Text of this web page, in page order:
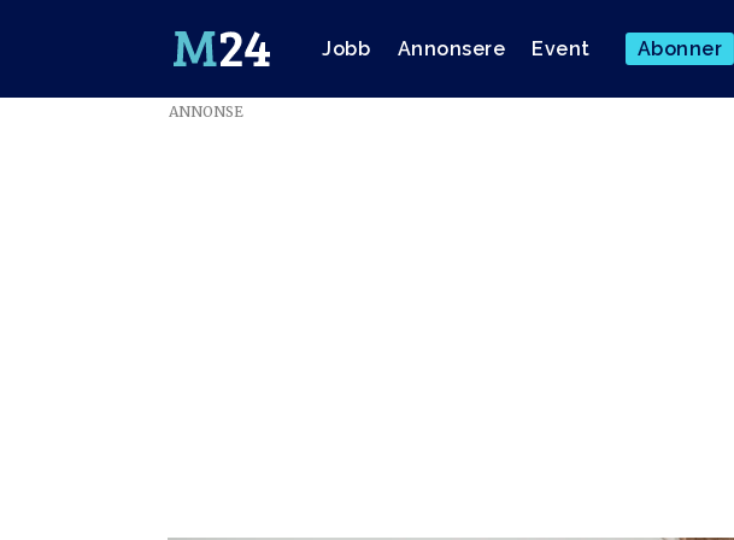
Jobb Annonsere Event Abonner
ANNONSE